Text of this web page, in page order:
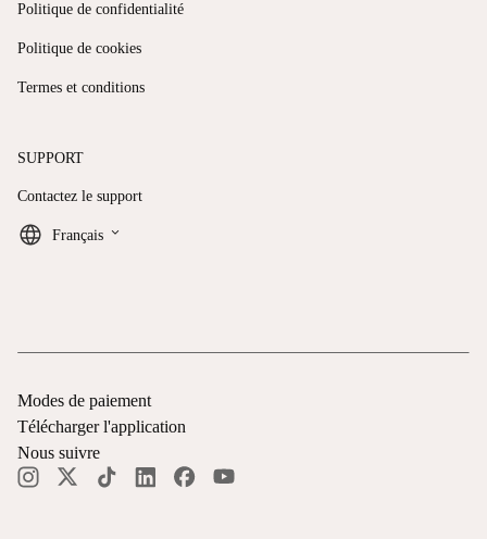
Politique de confidentialité
Politique de cookies
Termes et conditions
SUPPORT
Contactez le support
Français keyboard_arrow_down
Modes de paiement
Télécharger l'application
Nous suivre